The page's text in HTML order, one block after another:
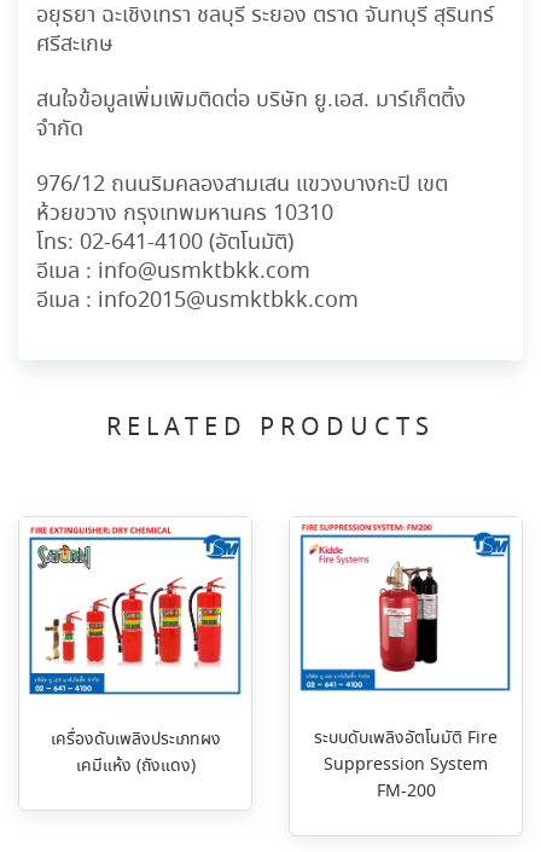
อยุธยา ฉะเชิงเทรา ชลบุรี ระยอง ตราด จันทบุรี สุรินทร์
ศรีสะเกษ
สนใจข้อมูลเพิ่มเพิมติดต่อ บริษัท ยู.เอส. มาร์เก็ตติ้ง
จำกัด
976/12 ถนนริมคลองสามเสน แขวงบางกะปิ เขต
ห้วยขวาง กรุงเทพมหานคร 10310
โทร: 02-641-4100(อัตโนมัติ)
อีเมล : info@usmktbkk.com
อีเมล : info2015@usmktbkk.com
RELATED PRODUCTS
เครื่องดับเพลิงประเภทผง
เคมีแห้ง (ถังแดง)
ระบบดับเพลิงอัตโนมัติ Fire
Suppression System
FM-200